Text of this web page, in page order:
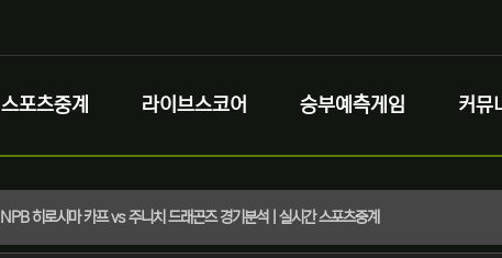
스포츠중계 라이브스코어 승부예측게임 커뮤
히로시마 카프 vs 주니치 드래곤즈 경기분석 | 실시간 스포츠중계